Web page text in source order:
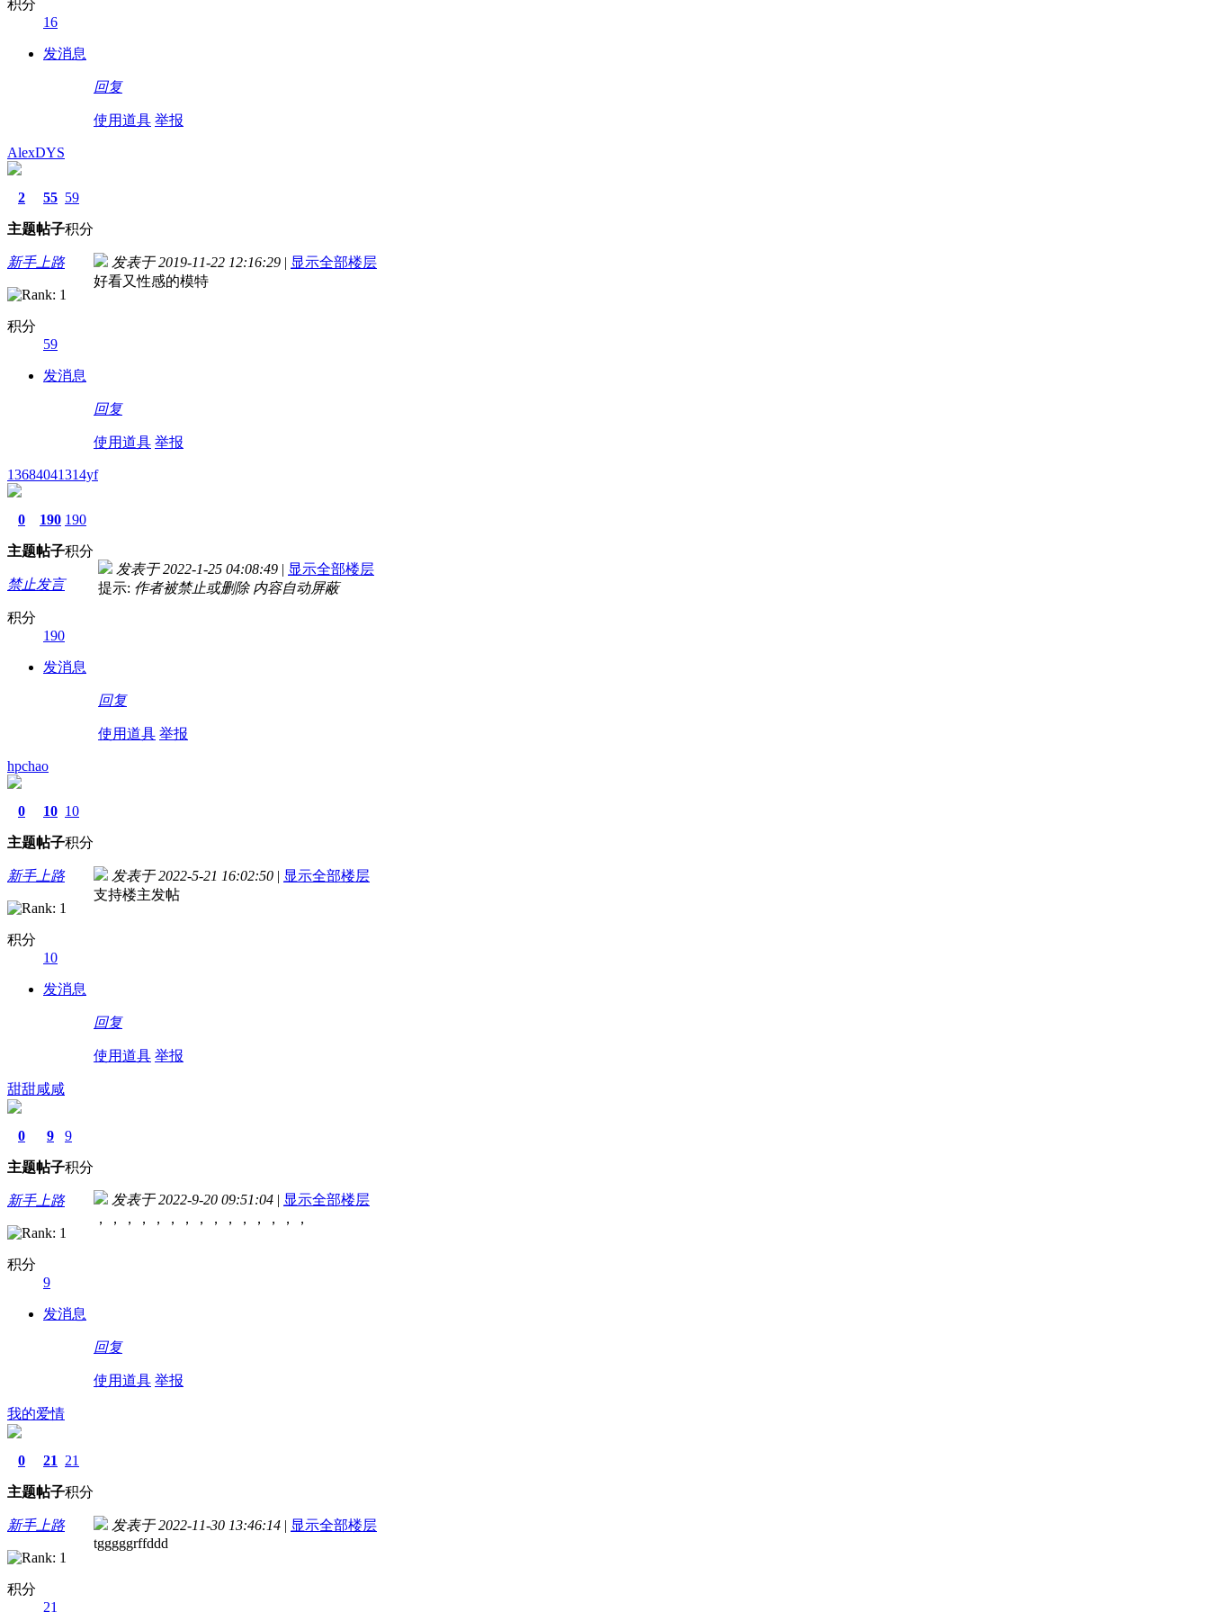
积分
16
发消息
回复
使用道具 举报
AlexDYS
2
主题
55
帖子
59
积分
新手上路
积分
59
发消息
发表于 2019-11-22 12:16:29 | 显示全部楼层
好看又性感的模特
回复
使用道具 举报
13684041314yf
0
主题
190
帖子
190
积分
禁止发言
积分
190
发消息
发表于 2022-1-25 04:08:49 | 显示全部楼层
提示: 作者被禁止或删除 内容自动屏蔽
回复
使用道具 举报
hpchao
0
主题
10
帖子
10
积分
新手上路
积分
10
发消息
发表于 2022-5-21 16:02:50 | 显示全部楼层
支持楼主发帖
回复
使用道具 举报
甜甜咸咸
0
主题
9
帖子
9
积分
新手上路
积分
9
发消息
发表于 2022-9-20 09:51:04 | 显示全部楼层
，，，，，，，，，，，，，，，
回复
使用道具 举报
我的爱情
0
主题
21
帖子
21
积分
新手上路
积分
21
发表于 2022-11-30 13:46:14 | 显示全部楼层
tgggggrffddd